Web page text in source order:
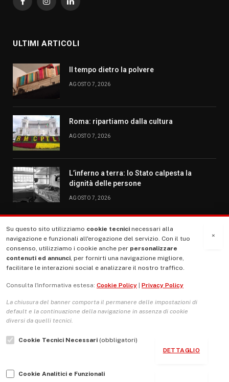
FacebookInstagramLinkedIn
ULTIMI ARTICOLI
Il tempo dietro la polvere
AGOSTO 7, 2026
Roma: ripartiamo dalla cultura
AGOSTO 7, 2026
L’inferno a terra: lo Stato calpesta la
dignità delle persone
AGOSTO 7, 2026
MENU
La Nostra Storia
Le Copertine
L’Associazione
Indirizzo Socio Politico Culturale
Guida per le autrici e gli autori
×
Su questo sito utilizziamo cookie tecnici necessari alla
navigazione e funzionali all'erogazione del servizio. Con il tuo
consenso, utilizziamo i cookie anche per personalizzare
contenuti ed annunci, per fornirti una navigazione migliore,
facilitare le interazioni social e analizzare il nostro traffico.
Consulta l'informativa estesa: Cookie Policy Privacy Policy
La chiusura del banner comporta il permanere delle impostazioni di
default e la continuazione della navigazione in assenza di cookie
diversi da quelli tecnici.
Cookie Tecnici Necessari (obbligatori)
DETTAGLIO
Cookie Analitici e Funzionali